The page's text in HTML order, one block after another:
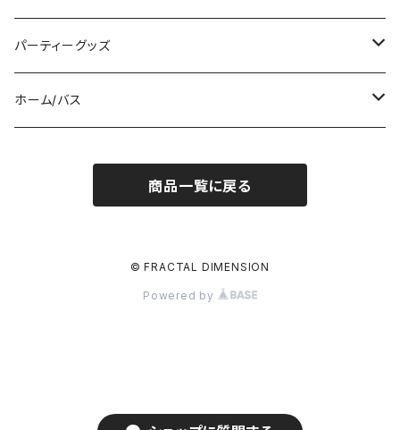
服飾雑貨
服飾雑貨
フーディー
ジャケット
トップス
長袖Tシャツ
ボトム
パーティーグッズ
帽子/マスク
ホーム/バス
商品一覧に戻る
© FRACTAL DIMENSION
Powered by